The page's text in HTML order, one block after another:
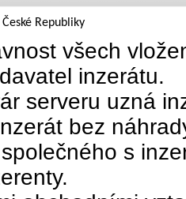
Republiky
všech
inzerátu.
serveru uzná
bez
s